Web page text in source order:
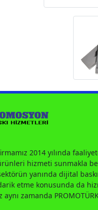
2014 yılında
hizmeti sunmakla
yanında dijital
etme konusunda da
zamanda